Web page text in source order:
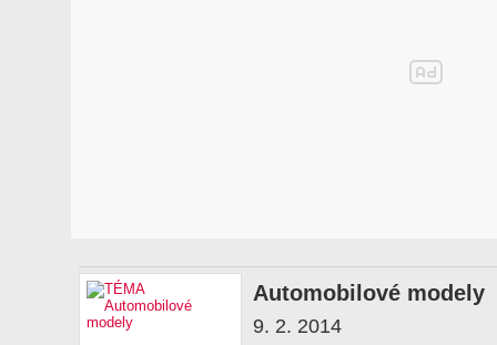
Automobilové modely
9. 2. 2014